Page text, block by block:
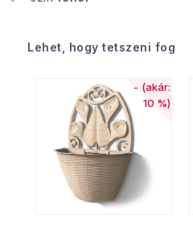
Lehet, hogy tetszeni fog
(akár:
10 %)